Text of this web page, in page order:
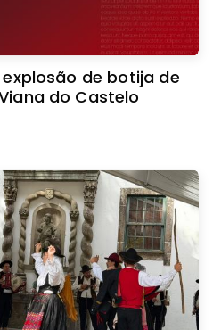
de botija de
do Castelo